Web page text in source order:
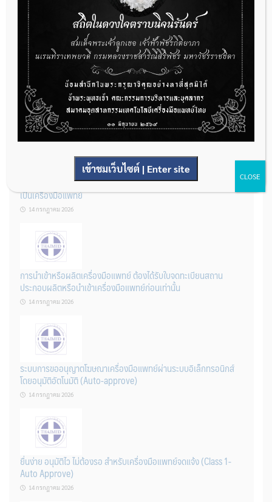
กองควบคุมเครื่องมือแพทย์ เปิดรับฟังความคิดเห็นหลักการยกร่าง
กฎหมาย จำนวน 3 ฉบับ ผ่านระบบกลางทางกฎหมาย
22 กรกฎาคม 2026
การโฆษณาเครื่องมือแพทย์แบบใดที่ได้รับการยกเว้นไม่ต้องขออนุญาต
14 กรกฎาคม 2026
รู้หรือไม่? ผลิตภัณฑ์ชุดตรวจสําหรับตรวจสอบการปนเปื้อนแบบใดจัด
เป็นเครื่องมือแพทย์
14 กรกฎาคม 2026
การนำเข้าหรือผลิตเครื่องมือแพทย์ ต้องได้รับใบจดทะเบียนสถาน
ประกอบผลิตหรือนำเข้าเครื่องมือแพทย์ก่อนเท่านั้น
14 กรกฎาคม 2026
ระบบการขออนุญาตโฆษณาเครื่องมือแพทย์ผ่านระบบอิเล็กทรอนิกส์
โดยอนุมัติอัตโนมัติ (Auto-approve)
14 กรกฎาคม 2026
ยื่นง่าย อนุมัติไว ไม่ต้องรอ สำหรับเครื่องมือแพทย์จดแจ้ง (Class 1-
Auto Approve)
14 กรกฎาคม 2026
เข้าชมเว็บไซต์ | Enter site
CLOSE